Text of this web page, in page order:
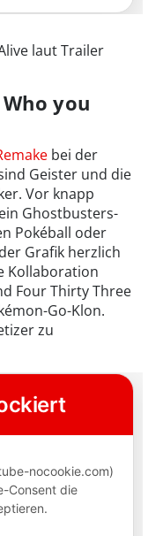
laut Trailer
you
bei der
Geister und die
Vor knapp
Ghostbusters-
Pokéball oder
Grafik herzlich
Kollaboration
Four Thirty Three
Go-Klon.
zu